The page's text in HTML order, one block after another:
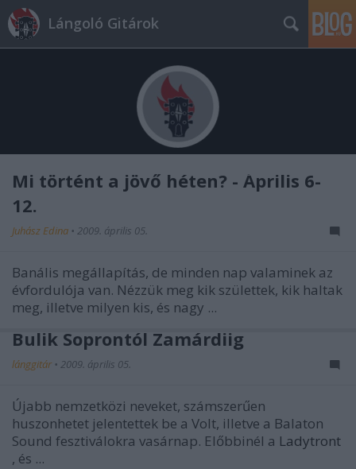
Lángoló Gitárok
Mi történt a jövő héten? - Április 6-
12.
Juhász Edina • 2009. április 05.
Banális megállapítás, de minden nap valaminek az
évfordulója van. Nézzük meg kik születtek, kik haltak
meg, illetve milyen kis, és nagy ...
Bulik Soprontól Zamárdiig
lánggitár • 2009. április 05.
Újabb nemzetközi neveket, számszerűen
huszonhetet jelentettek be a Volt, illetve a Balaton
Sound fesztiválokra vasárnap. Előbbinél a Ladytront
, és ...